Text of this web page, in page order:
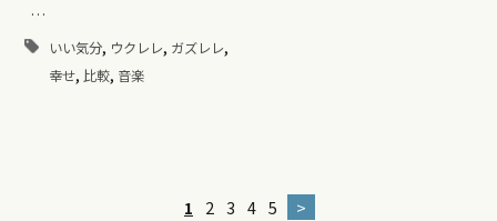
…
いい気分, ウクレレ, ガズレレ,
幸せ, 比較, 音楽
1 2 3 4 5 >